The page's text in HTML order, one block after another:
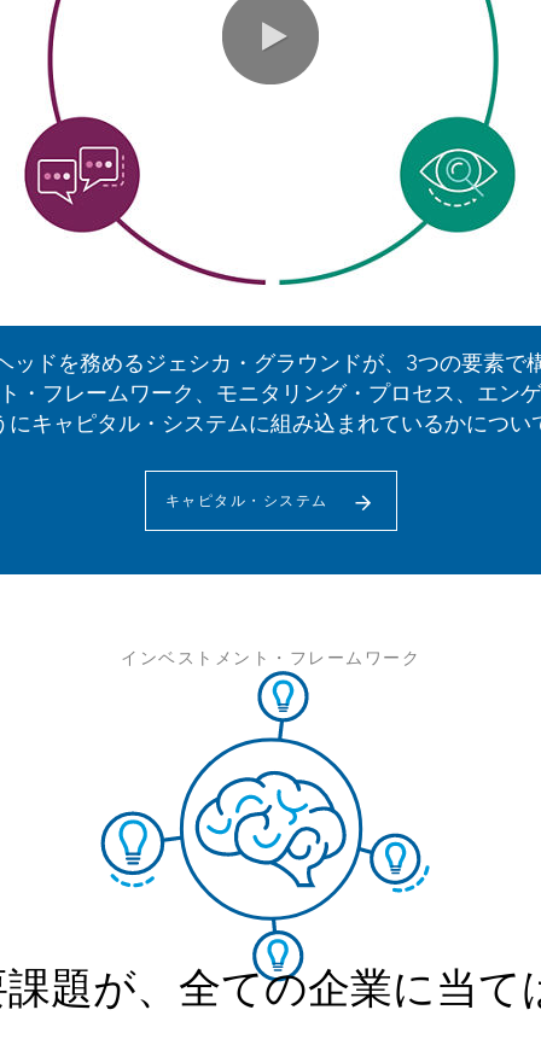
ッドを務めるジェシカ・グラウンドが、3つの要素で
・フレームワーク、モニタリング・プロセス、エン
キャピタル・システムに組み込まれているかについ
キャピタル・システム
インベストメント・フレームワーク
題が、全ての企業に当